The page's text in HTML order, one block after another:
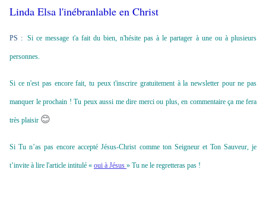
Linda Elsa l'inébranlable en Christ
PS : Si ce message t'a fait du bien, n'hésite pas à le partager à une ou à plusieurs
personnes.
Si ce n'est pas encore fait, tu peux t'inscrire gratuitement à la newsletter pour ne pas
manquer le prochain ! Tu peux aussi me dire merci ou plus, en commentaire ça me fera
très plaisir 😊
Si Tu n’as pas encore accepté Jésus-Christ comme ton Seigneur et Ton Sauveur, je
t’invite à lire l'article intitulé « oui à Jésus » Tu ne le regretteras pas !